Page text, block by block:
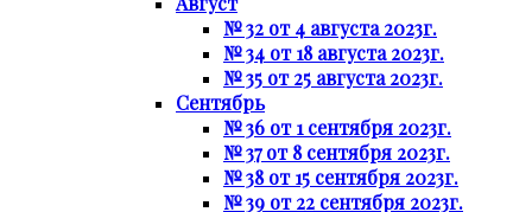
№ 32 от 4 августа 2023г.
№ 34 от 18 августа 2023г.
№ 35 от 25 августа 2023г.
Сентябрь
№ 36 от 1 сентября 2023г.
№ 37 от 8 сентября 2023г.
№ 38 от 15 сентября 2023г.
№ 39 от 22 сентября 2023г.